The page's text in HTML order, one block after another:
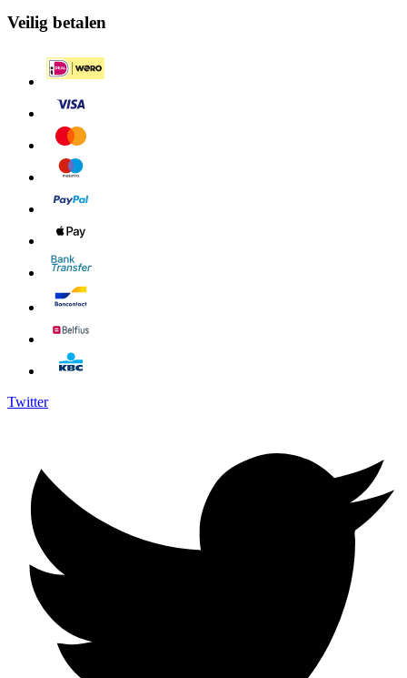
Veilig betalen
Twitter